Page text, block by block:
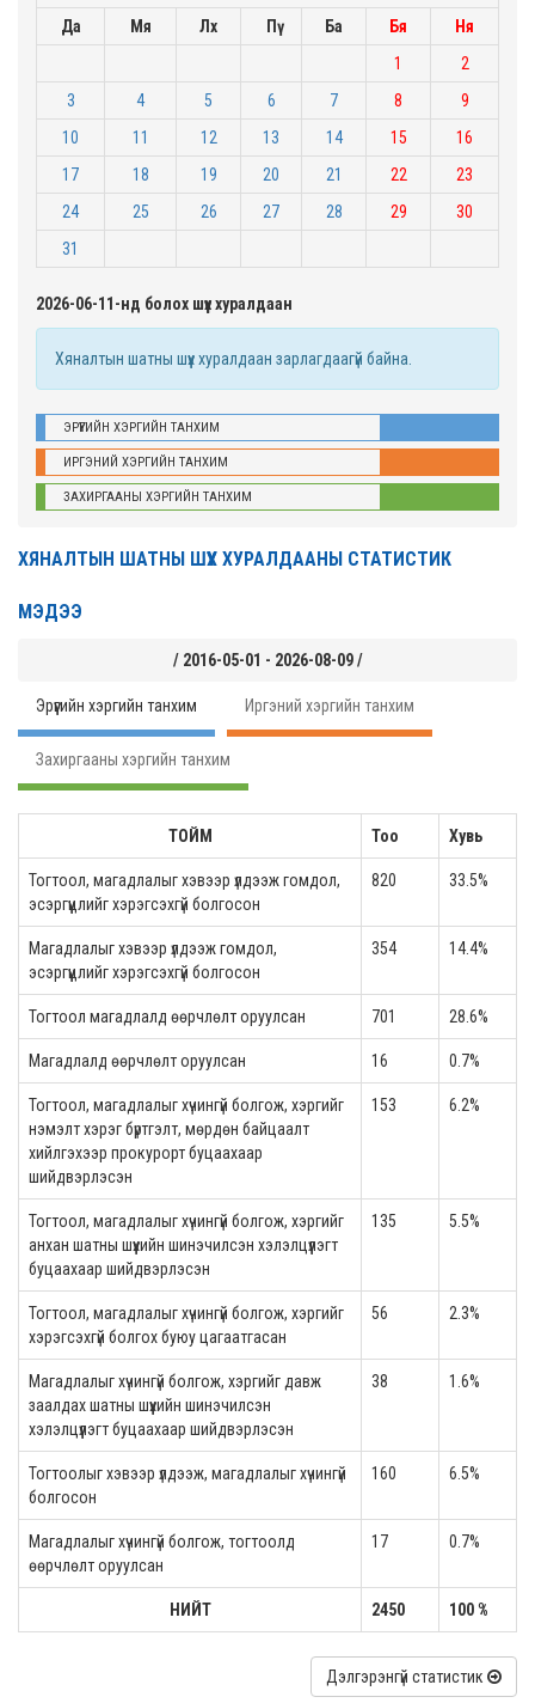
Да
Мя Лх Пү Ба Бя
Ня
1
2
3
4 5 6 7 8
9
10
11 12 13 14 15
16
17
18 19 20 21 22
23
24
25 26 27 28 29
30
31
2026-06-11-нд болох шүүх хуралдаан
Хяналтын шатны шүүх хуралдаан зарлагдаагүй байна.
ЭРҮҮГИЙН ХЭРГИЙН ТАНХИМ
ИРГЭНИЙ ХЭРГИЙН ТАНХИМ
ЗАХИРГААНЫ ХЭРГИЙН ТАНХИМ
ХЯНАЛТЫН ШАТНЫ ШҮҮХ ХУРАЛДААНЫ СТАТИСТИК
МЭДЭЭ
/ 2016-05-01 - 2026-08-09 /
Эрүүгийн хэргийн танхим Иргэний хэргийн танхим
Захиргааны хэргийн танхим
ТОЙМ Тоо Хувь
Тогтоол, магадлалыг хэвээр үлдээж гомдол,
эсэргүүцлийг хэрэгсэхгүй болгосон
820 33.5%
Магадлалыг хэвээр үлдээж гомдол,
эсэргүүцлийг хэрэгсэхгүй болгосон
354 14.4%
Тогтоол магадлалд өөрчлөлт оруулсан 701 28.6%
Магадлалд өөрчлөлт оруулсан 16 0.7%
Тогтоол, магадлалыг хүчингүй болгож, хэргийг
нэмэлт хэрэг бүртгэлт, мөрдөн байцаалт
хийлгэхээр прокурорт буцаахаар
шийдвэрлэсэн
153 6.2%
Тогтоол, магадлалыг хүчингүй болгож, хэргийг
анхан шатны шүүхийн шинэчилсэн хэлэлцүүлэгт
буцаахаар шийдвэрлэсэн
135 5.5%
Тогтоол, магадлалыг хүчингүй болгож, хэргийг
хэрэгсэхгүй болгох буюу цагаатгасан
56 2.3%
Магадлалыг хүчингүй болгож, хэргийг давж
заалдах шатны шүүхийн шинэчилсэн
хэлэлцүүлэгт буцаахаар шийдвэрлэсэн
38 1.6%
Тогтоолыг хэвээр үлдээж, магадлалыг хүчингүй
болгосон
160 6.5%
Магадлалыг хүчингүй болгож, тогтоолд
өөрчлөлт оруулсан
17 0.7%
НИЙТ 2450 100 %
Дэлгэрэнгүй статистик